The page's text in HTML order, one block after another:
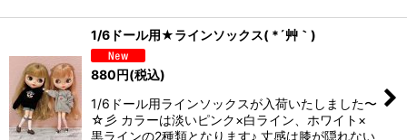
1/6ドール用★ラインソックス( *´艸｀)
880円(税込)
1/6ドール用ラインソックスが入荷いたしました〜
☆彡 カラーは淡いピンク×白ライン、ホワイト×
黒ラインの2種類となります♪ 丈感は膝が隠れない